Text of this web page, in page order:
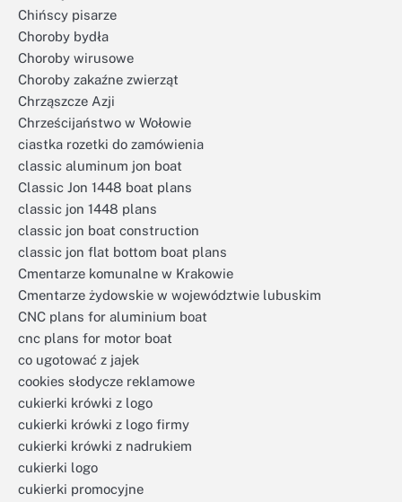
Chińscy pisarze
Choroby bydła
Choroby wirusowe
Choroby zakaźne zwierząt
Chrząszcze Azji
Chrześcijaństwo w Wołowie
ciastka rozetki do zamówienia
classic aluminum jon boat
Classic Jon 1448 boat plans
classic jon 1448 plans
classic jon boat construction
classic jon flat bottom boat plans
Cmentarze komunalne w Krakowie
Cmentarze żydowskie w województwie lubuskim
CNC plans for aluminium boat
cnc plans for motor boat
co ugotować z jajek
cookies słodycze reklamowe
cukierki krówki z logo
cukierki krówki z logo firmy
cukierki krówki z nadrukiem
cukierki logo
cukierki promocyjne